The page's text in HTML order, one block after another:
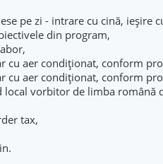
pe zi - intrare cu cină, ieșire
din program,
cu aer condiţionat, conform
cu aer condiţionat, conform
vorbitor de limba română
tax,